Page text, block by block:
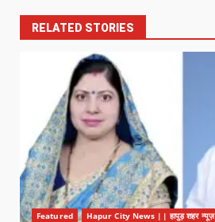
RELATED STORIES
Featured Hapur City News || हापुड़ शहर न्यूज़